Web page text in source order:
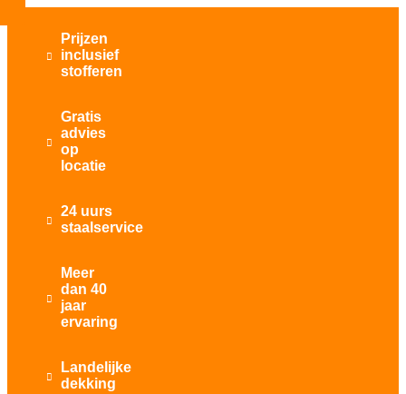

Prijzen
inclusief
stofferen

Gratis
advies
op
locatie

24 uurs
staalservice

Meer
dan 40
jaar
ervaring

Landelijke
dekking